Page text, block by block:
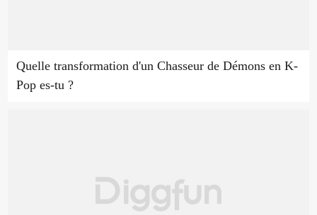
Quelle transformation d'un Chasseur de Démons en K-
Pop es-tu ?